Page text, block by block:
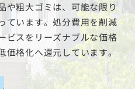
や粗大ゴミは、可能な限り
ています。処分費用を削減
ビスをリーズナブルな価格
価格化へ還元しています。